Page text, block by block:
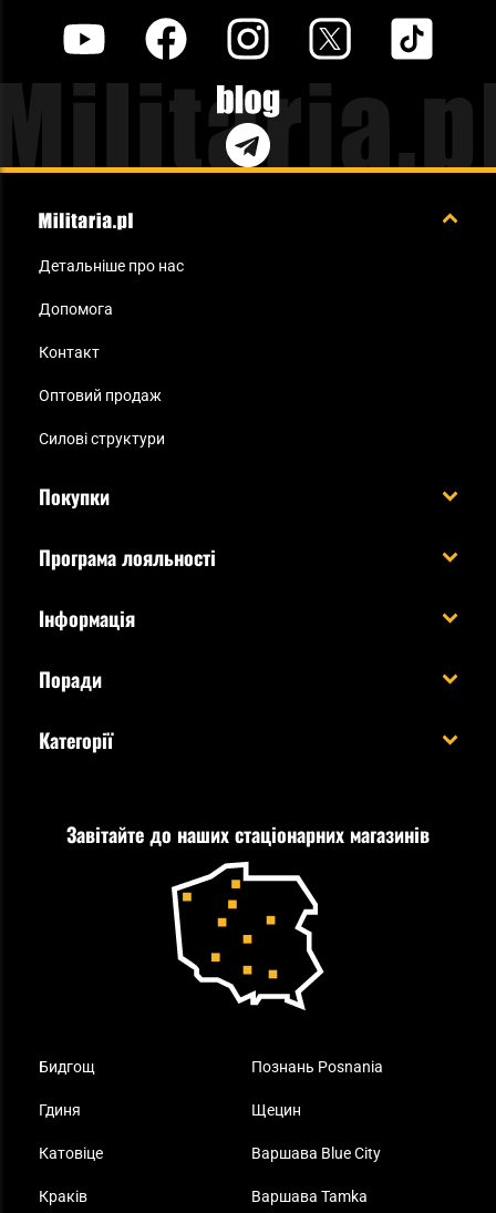
Blog
Детальніше про нас
Допомога
Контакт
Оптовий продаж
Силові структури
Покупки
Способи оплати
Статус замовлення
Tax Free
Програма лояльності
Увійдіть в систему
Завітайте до наших стаціонарних магазинів
Бидгощ
Гдиня
Катовіце
Краків
Познань Posnania
Щецин
Варшава Blue City
Варшава Tamka
Інформація
Політика конфіденційності
Повернення товару
Поради
спакувати?
Blackout - що це таке?
Як працює маска від смогу?
Найкращі спальні мішки на осінь
Категорії
Самозахист